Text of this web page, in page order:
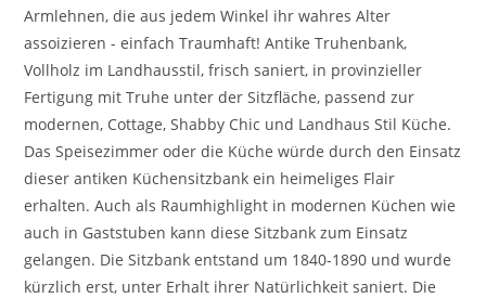
Armlehnen, die aus jedem Winkel ihr wahres Alter
assoizieren - einfach Traumhaft! Antike Truhenbank,
Vollholz im Landhausstil, frisch saniert, in provinzieller
Fertigung mit Truhe unter der Sitzfläche, passend zur
modernen, Cottage, Shabby Chic und Landhaus Stil Küche.
Das Speisezimmer oder die Küche würde durch den Einsatz
dieser antiken Küchensitzbank ein heimeliges Flair
erhalten. Auch als Raumhighlight in modernen Küchen wie
auch in Gaststuben kann diese Sitzbank zum Einsatz
gelangen. Die Sitzbank entstand um 1840-1890 und wurde
kürzlich erst, unter Erhalt ihrer Natürlichkeit saniert. Die